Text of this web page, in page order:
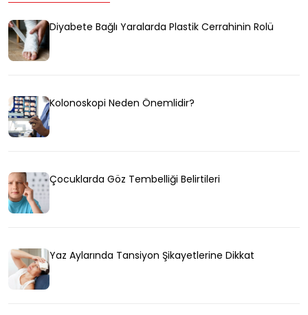
Diyabete Bağlı Yaralarda Plastik Cerrahinin Rolü
Kolonoskopi Neden Önemlidir?
Çocuklarda Göz Tembelliği Belirtileri
Yaz Aylarında Tansiyon Şikayetlerine Dikkat